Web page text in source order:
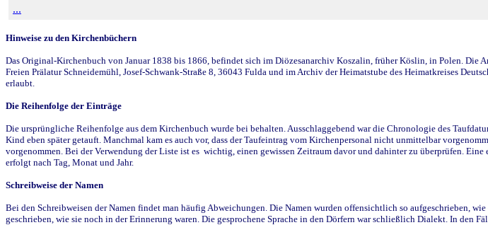
...
Hinweise zu den Kirchenbüchern
Das Original-Kirchenbuch von Januar 1838 bis 1866, befindet sich im Diözesanarchiv Koszalin, früher Köslin, in Polen.
Freien Prälatur Schneidemühl, Josef-Schwank-Straße 8, 36043 Fulda und im Archiv der Heimatstube des Heimatkreises
erlaubt.
Die Reihenfolge der Einträge
Die ursprüngliche Reihenfolge aus dem Kirchenbuch wurde bei behalten. Ausschlaggebend war die Chronologie des
Kind eben später getauft. Manchmal kam es auch vor, dass der Taufeintrag vom Kirchenpersonal nicht unmittelbar
vorgenommen. Bei der Verwendung der Liste ist es wichtig, einen gewissen Zeitraum davor und dahinter zu überprüfen.
erfolgt nach Tag, Monat und Jahr.
Schreibweise der Namen
Bei den Schreibweisen der Namen findet man häufig Abweichungen. Die Namen wurden offensichtlich so aufgeschrieben,
geschrieben, wie sie noch in der Erinnerung waren. Die gesprochene Sprache in den Dörfern war schließlich Dialekt. In den